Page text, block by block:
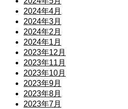
2024年4月
2024年3月
2024年2月
2024年1月
2023年12月
2023年11月
2023年10月
2023年9月
2023年8月
2023年7月